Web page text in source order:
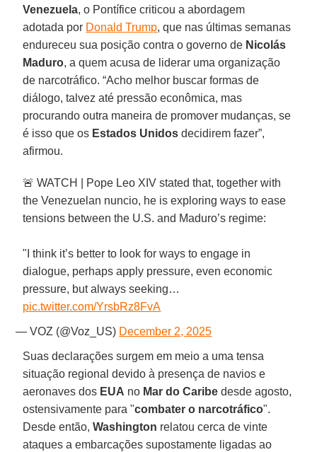
Venezuela, o Pontífice criticou a abordagem
adotada por Donald Trump, que nas últimas semanas
endureceu sua posição contra o governo de Nicolás
Maduro, a quem acusa de liderar uma organização
de narcotráfico. “Acho melhor buscar formas de
diálogo, talvez até pressão econômica, mas
procurando outra maneira de promover mudanças, se
é isso que os Estados Unidos decidirem fazer”,
afirmou.
🚨 WATCH | Pope Leo XIV stated that, together with
the Venezuelan nuncio, he is exploring ways to ease
tensions between the U.S. and Maduro’s regime:
"I think it’s better to look for ways to engage in
dialogue, perhaps apply pressure, even economic
pressure, but always seeking…
pic.twitter.com/YrsbRz8FvA
— VOZ (@Voz_US) December 2, 2025
Suas declarações surgem em meio a uma tensa
situação regional devido à presença de navios e
aeronaves dos EUA no Mar do Caribe desde agosto,
ostensivamente para "combater o narcotráfico".
Desde então,Washington relatou cerca de vinte
ataques a embarcações supostamente ligadas ao